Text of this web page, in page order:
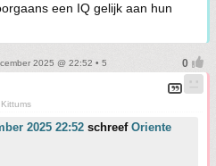
een IQ gelijk aan hun
2025 @ 22:52 • 5
Kittums
2025 22:52 schreef Oriente